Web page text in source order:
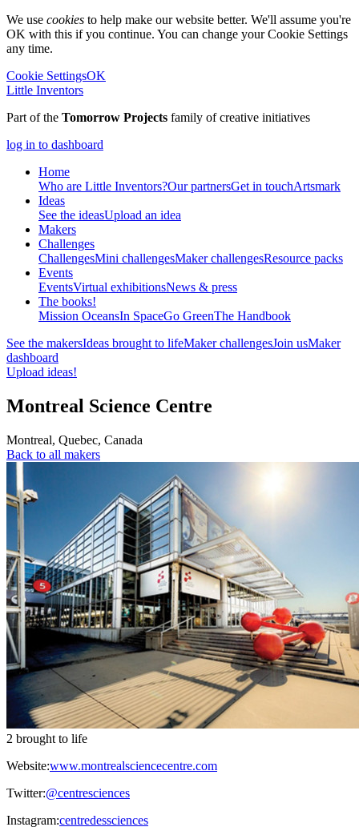
We use cookies to help make our website better. We'll assume you're
OK with this if you continue. You can change your Cookie Settings
any time.
Cookie SettingsOK
Little Inventors
Part of the Tomorrow Projects family of creative initiatives
log in to dashboard
Home
Who are Little Inventors?Our partnersGet in touchArtsmark
Ideas
See the ideasUpload an idea
Makers
Challenges
ChallengesMini challengesMaker challengesResource packs
Events
EventsVirtual exhibitionsNews & press
The books!
Mission OceansIn SpaceGo GreenThe Handbook
See the makersIdeas brought to lifeMaker challengesJoin usMaker
dashboard
Upload ideas!
Montreal Science Centre
Montreal, Quebec, Canada
Back to all makers
2 brought to life
Website:www.montrealsciencecentre.com
Twitter:@centresciences
Instagram:centredessciences